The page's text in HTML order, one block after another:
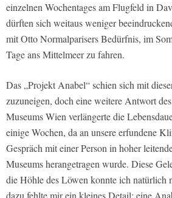
einzelnen Wochentages am Flugfeld in
dürften sich weitaus weniger
mit Otto Normalparisers Bedürfnis, im
Tage ans Mittelmeer zu fahren.
Das „Projekt Anabel“ schien sich mit
zuzuneigen, doch eine weitere Antwort
Museums Wien verlängerte die
einige Wochen, da an unsere erfundene
Gespräch mit einer Person in hoher
Museums herangetragen wurde. Diese
die Höhle des Löwen konnte ich natürlich